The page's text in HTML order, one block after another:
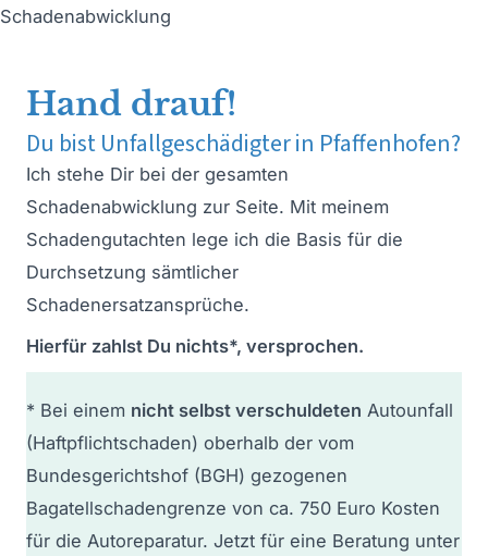
Schadenabwicklung
Hand drauf!
Du bist Unfallgeschädigter in Pfaffenhofen?
Ich stehe Dir bei der gesamten
Schadenabwicklung zur Seite. Mit meinem
Schadengutachten lege ich die Basis für die
Durchsetzung sämtlicher
Schadenersatzansprüche.
Hierfür zahlst Du nichts*, versprochen.
* Bei einem nicht selbst verschuldeten Autounfall
(Haftpflichtschaden) oberhalb der vom
Bundesgerichtshof (BGH) gezogenen
Bagatellschadengrenze von ca. 750 Euro Kosten
für die Autoreparatur. Jetzt für eine Beratung unter